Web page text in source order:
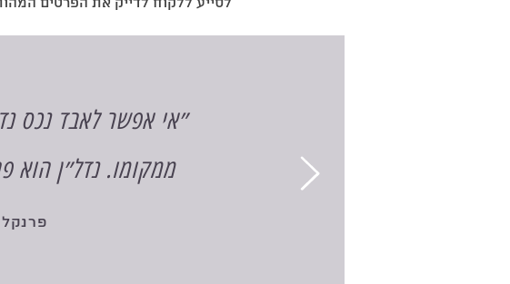
לסייע ללקוח לדייק את הפרטים
״אי אפשר לאבד נכס
ממקומו. נדל״ן הוא